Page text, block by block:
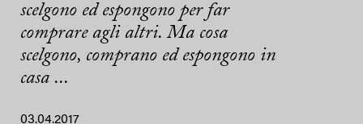
scelgono ed espongono per far
comprare agli altri. Ma cosa
scelgono, comprano ed espongono in
casa ...
03.04.2017